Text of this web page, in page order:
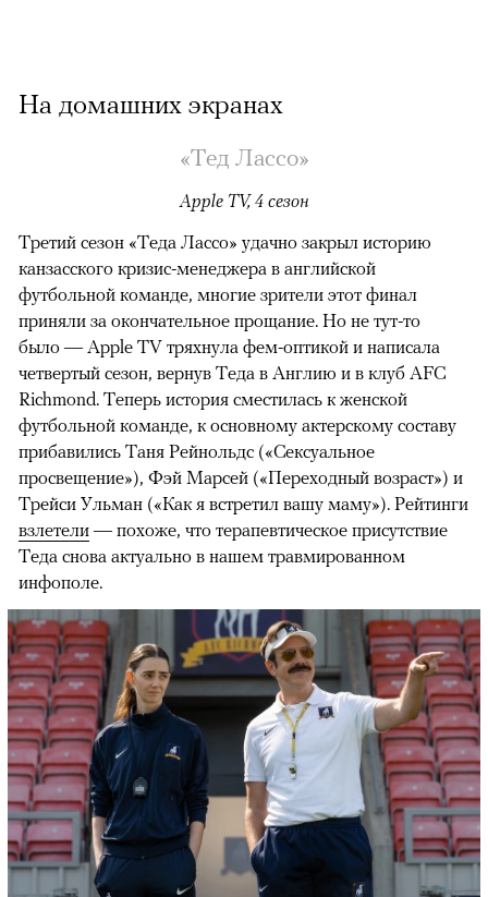
На домашних экранах
«Тед Лассо»
Apple TV, 4 сезон
00:00 / 00:00
Третий сезон «Теда Лассо» удачно закрыл историю
канзасского кризис-менеджера в английской
футбольной команде, многие зрители этот финал
приняли за окончательное прощание. Но не тут-то
было — Apple TV тряхнула фем-оптикой и написала
четвертый сезон, вернув Теда в Англию и в клуб AFC
Richmond. Теперь история сместилась к женской
футбольной команде, к основному актерскому составу
прибавились Таня Рейнольдс («Сексуальное
просвещение»), Фэй Марсей («Переходный возраст») и
Трейси Ульман («Как я встретил вашу маму»). Рейтинги
взлетели — похоже, что терапевтическое присутствие
Теда снова актуально в нашем травмированном
инфополе.